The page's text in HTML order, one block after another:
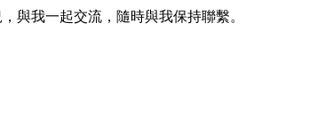
與我一起交流，隨時與我保持聯繫。